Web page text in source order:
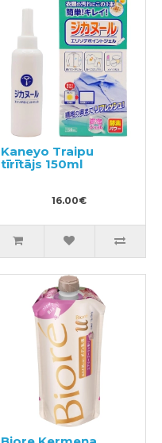
Kaneyo Traipu
tīrītājs 150ml
16.00€